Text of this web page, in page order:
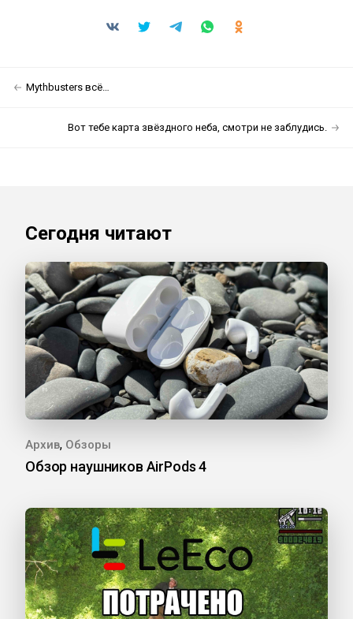
Mythbusters всё…
Вот тебе карта звёздного неба, смотри не заблудись.
Сегодня читают
Архив, Обзоры
Обзор наушников AirPods 4